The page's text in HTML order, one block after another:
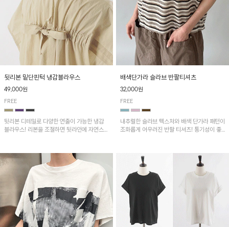
뒷리본 밑단핀턱 냉감블라우스
49,000원
FREE
뒷리본 디테일로 다양한 연출이 가능한 냉감
블라우스! 리본을 조절하면 뒷라인에 자연스러
를 더해줍니다.
배색단가라 슬라브 반팔티셔츠
32,000원
FREE
내추럴한 슬라브 텍스처와 배색 단가라 패턴이
조화롭게 어우러진 반팔 티셔츠! 통기성이 좋